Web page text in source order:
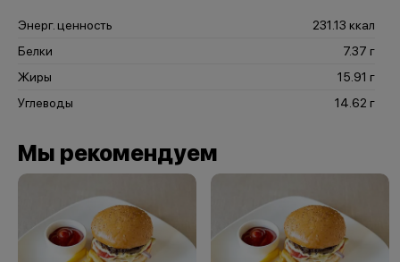
Энерг. ценность
231.13 ккал
Белки
7.37 г
Жиры
15.91 г
Углеводы
14.62 г
Мы рекомендуем